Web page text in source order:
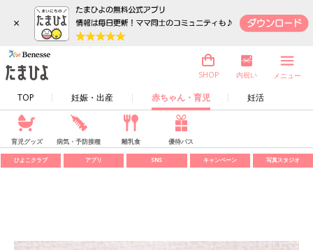
×
TOP 妊娠・出産 赤ちゃん・育児 妊活
SHOP 内祝い メニュー
育児グッズ 病気・予防接種 離乳食 優待パス
ひよこクラブ アプリ SNS キャンペーン 写真スタジオ